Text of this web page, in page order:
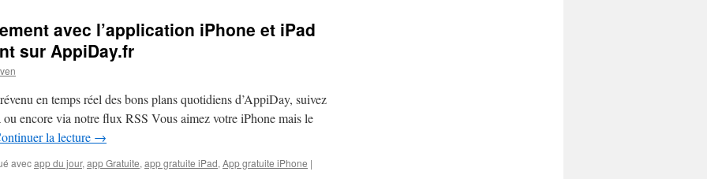
du
iPhone
et
Appiday.fr
avec l’application iPhone et iPad
sur AppiDay.fr
en temps réel des bons plans quotidiens d’AppiDay, suivez
encore via notre flux RSS Vous aimez votre iPhone mais le
la lecture →
avecapp du jour, app Gratuite, app gratuite iPad, App gratuite iPhone |